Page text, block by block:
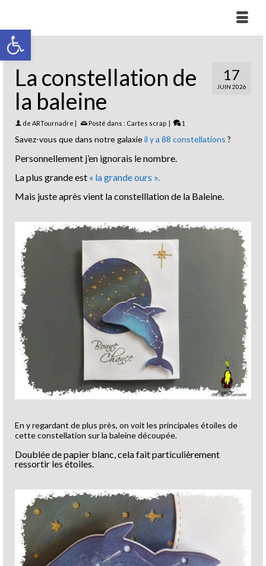
Ouvrir la barre d’outils
17
JUIN 2026
La constellation de
la baleine
de ARTournadre | Posté dans : Cartes scrap | 1
Savez-vous que dans notre galaxieil y a 88 constellations ?
Personnellement j’en ignorais le nombre.
La plus grande est « la grande ours ».
Mais juste après vient la constelllation de la Baleine.
En y regardant de plus près, on voit les principales étoiles de
cette constellation sur la baleine découpée.
Doublée de papier blanc, cela fait particulièrement
ressortir les étoiles.